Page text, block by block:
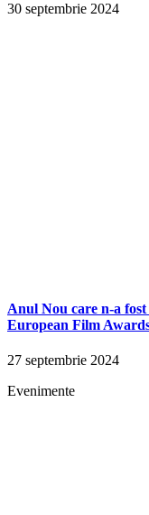
30 septembrie 2024
Anul Nou care n-a
European Film
27 septembrie 2024
Evenimente